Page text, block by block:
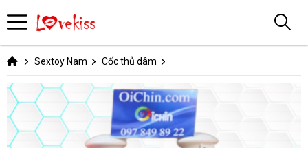
Sextoy Nam Cốc thủ dâm